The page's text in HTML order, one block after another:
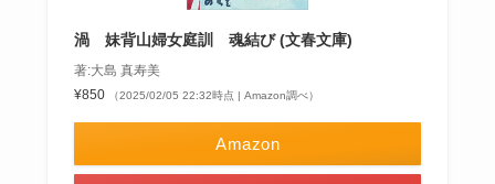
渦 妹背山婦女庭訓 魂結び (文春文庫)
著:大島 真寿美
¥850
（2025/02/05 22:32時点 | Amazon調べ）
Amazon